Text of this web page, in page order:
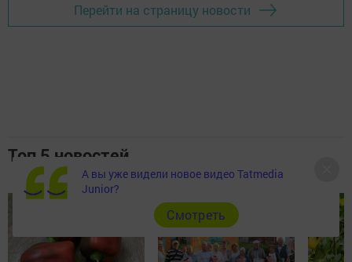
Перейти на страницу новости
Топ 5 новостей
А вы уже видели новое видео Tatmedia
Junior?
Cмотреть